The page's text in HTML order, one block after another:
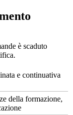
è scaduto
e continuativa
della formazione,